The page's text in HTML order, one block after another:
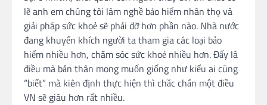
lẽ anh em chúng tôi làm nghề bảo hiểm nhân thọ và
giải pháp sức khoẻ sẽ phải đỡ hơn phần nào. Nhà nước
đang khuyến khích người ta tham gia các loại bảo
hiểm nhiều hơn, chăm sóc sức khoẻ nhiều hơn. Đấy là
điều mà bản thân mong muốn giống như kiểu ai cũng
“biết” mà kiên định thực hiện thì chắc chắn một điều
VN sẽ giàu hơn rất nhiều.